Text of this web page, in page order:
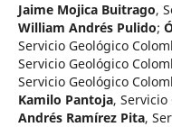
Jaime Mojica Buitrago,
William Andrés Pulido;
Servicio Geológico
Servicio Geológico
Servicio Geológico
Kamilo Pantoja, Servicio
Andrés Ramírez Pita,